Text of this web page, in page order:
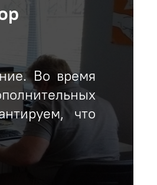
Во время
что